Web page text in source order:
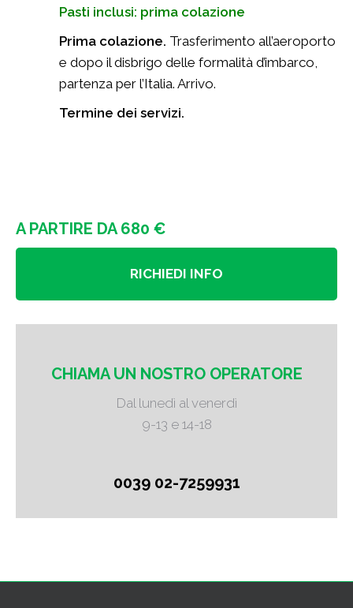
Pasti inclusi: prima colazione
Prima colazione. Trasferimento all’aeroporto
e dopo il disbrigo delle formalità d’imbarco,
partenza per l’Italia. Arrivo.
Termine dei servizi.
A PARTIRE DA 680 €
RICHIEDI INFO
CHIAMA UN NOSTRO OPERATORE
Dal lunedì al venerdì
9-13 e 14-18
0039 02-7259931